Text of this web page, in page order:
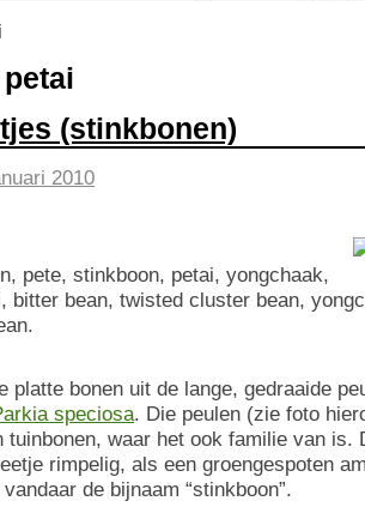
petai
(stinkbonen)
2010
pete, stinkboon, petai, yongchaak,
bitter bean, twisted cluster bean,
platte bonen uit de lange, gedraaide
speciosa. Die peulen (zie foto
tuinbonen, waar het ook familie van is.
rimpelig, als een groengespoten
de bijnaam “stinkboon”.